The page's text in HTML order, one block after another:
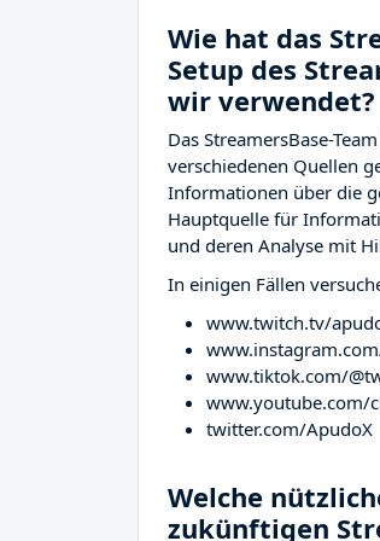
Wie hat das
Setup des
wir verwendet?
Das StreamersBase-
verschiedenen Quellen
Informationen über die
Hauptquelle für
und deren Analyse mit
In einigen Fällen
www.twitch.tv/
www.tiktok.com/
www.youtube.com/
twitter.com/ApudoX
Welche
zukünftigen